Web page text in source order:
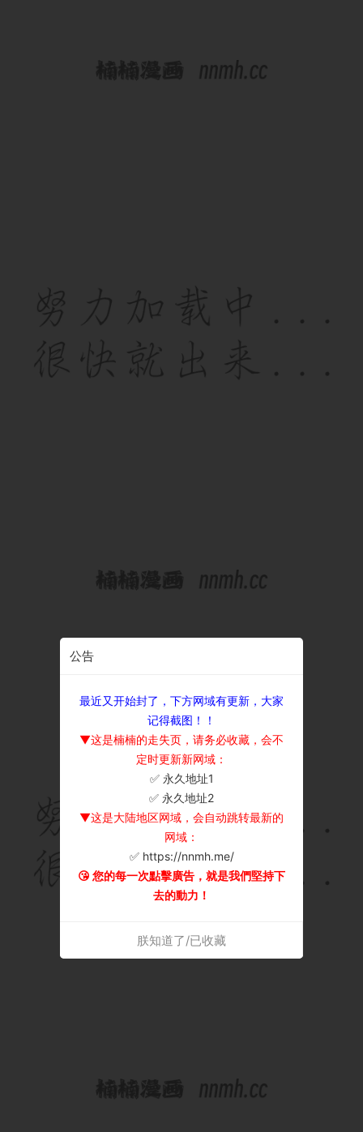
公告
最近又开始封了，下方网域有更新，大家
记得截图！！
▼这是楠楠的走失页，请务必收藏，会不
定时更新新网域：
✅ 永久地址1
✅ 永久地址2
▼这是大陆地区网域，会自动跳转最新的
网域：
✅ https://nnmh.me/
😘 您的每一次點擊廣告，就是我們堅持下
去的動力！
朕知道了/已收藏